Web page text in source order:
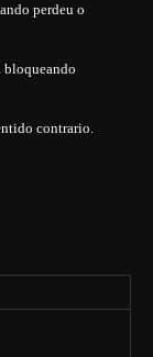
perdeu o
bloqueando
contrario.